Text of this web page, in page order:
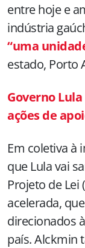
entre hoje e
indústria
“uma
estado, Porto
Governo
ações de
Em coletiva à
que Lula vai
Projeto de Lei
acelerada,
direcionados
país. Alckmin